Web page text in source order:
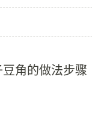
豆角的做法步骤